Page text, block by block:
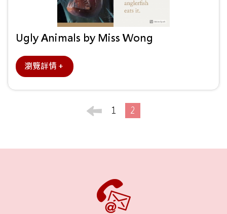
Ugly Animals by Miss Wong
瀏覽詳情＋
1 2